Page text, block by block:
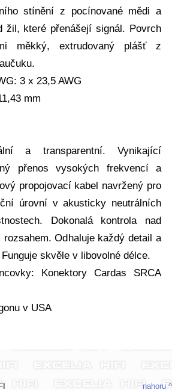
stínění z pocínované mědi a
žil, které přenášejí signál. Povrch
měkký, extrudovaný plášť z
3 x 23,5 AWG
mm
a transparentní. Vynikající
přenos vysokých frekvencí a
propojovací kabel navržený pro
úrovní v akusticky neutrálních
Dokonalá kontrola nad
Odhaluje každý detail a
skvěle v libovolné délce.
Konektory Cardas SRCA
v USA
nahoru ^